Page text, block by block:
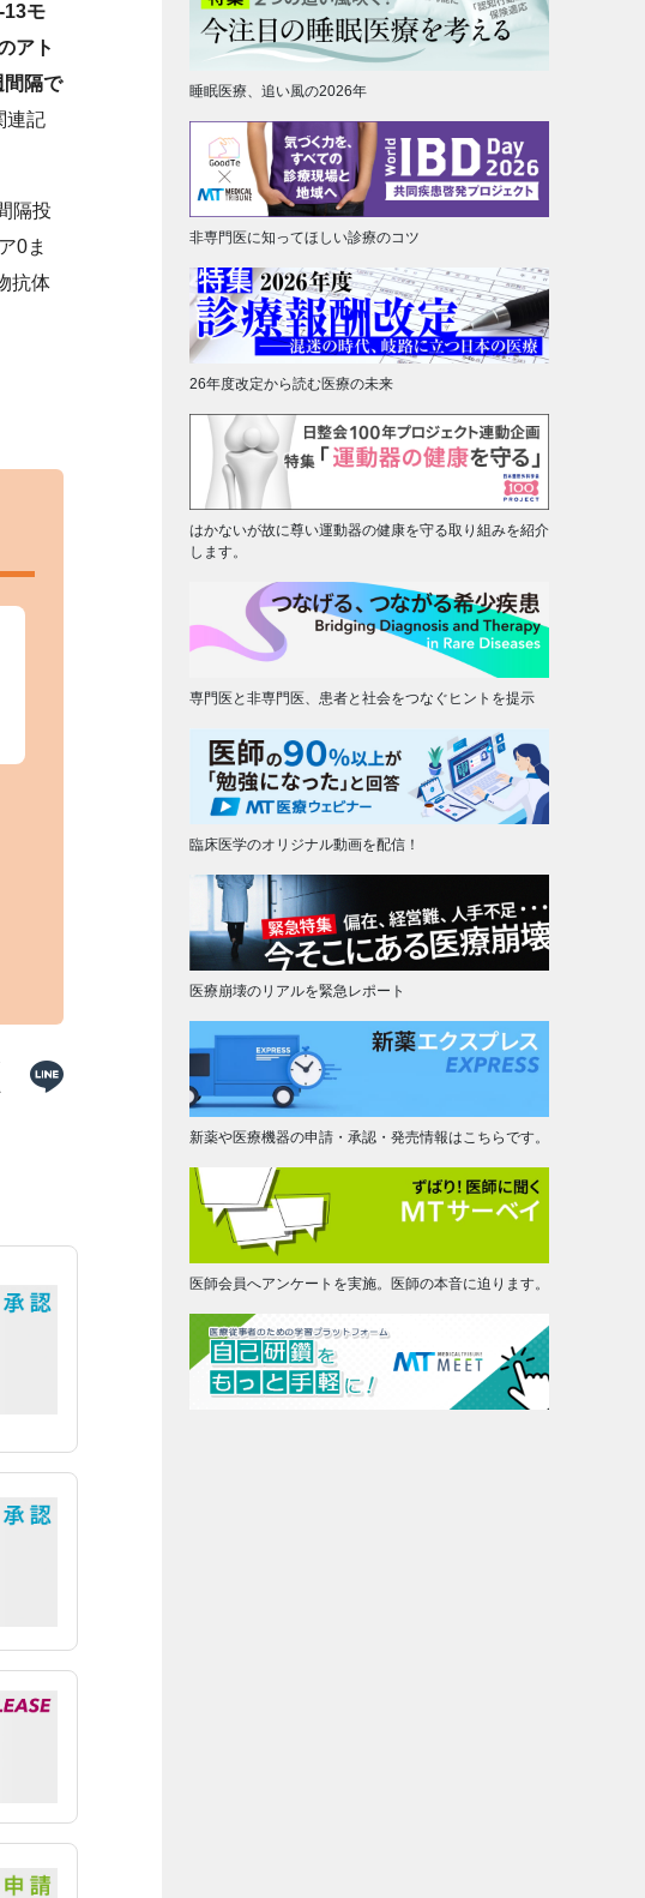
13モ
アト
隔で
連記
隔投
0ま
抗体
睡眠医療、追い風の2026年
非専門医に知ってほしい診療のコツ
26年度改定から読む医療の未来
はかないが故に尊い運動器の健康を守る取り組みを紹介
します。
専門医と非専門医、患者と社会をつなぐヒントを提示
臨床医学のオリジナル動画を配信！
医療崩壊のリアルを緊急レポート
新薬や医療機器の申請・承認・発売情報はこちらです。
医師会員へアンケートを実施。医師の本音に迫ります。